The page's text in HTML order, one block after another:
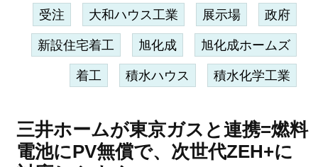
受注 大和ハウス工業 展示場 政府
新設住宅着工 旭化成 旭化成ホームズ
着工 積水ハウス 積水化学工業
三井ホームが東京ガスと連携=燃料
電池にPV無償で、次世代ZEH+に